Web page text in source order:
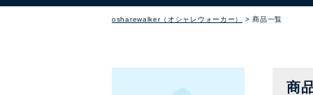
osharewalker（オシャレウォーカー） 商品一覧
商